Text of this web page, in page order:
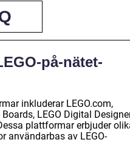
på-nätet-
inkluderar LEGO.com,
LEGO Digital
plattformar erbjuder
användarbas av LEGO-